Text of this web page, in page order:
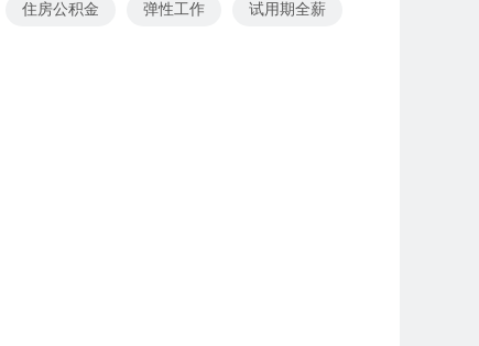
住房公积金 弹性工作 试用期全薪